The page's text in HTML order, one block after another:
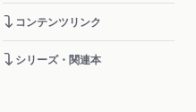
コンテンツリンク
シリーズ・関連本